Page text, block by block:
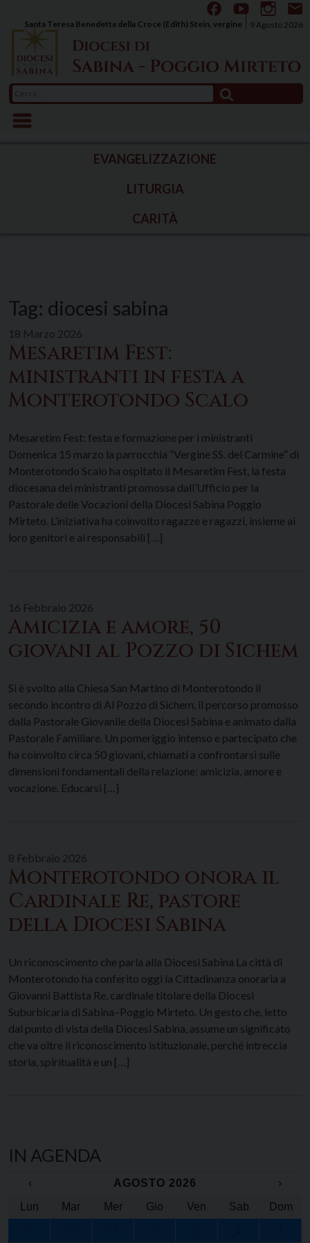
content
9 Agosto 2026
Santa Teresa Benedetta della Croce (Edith) Stein, vergine
per:
EVANGELIZZAZIONE
LITURGIA
CARITÀ
Tag: diocesi sabina
18 Marzo 2026
Mesaretim Fest:
ministranti in festa a
Monterotondo Scalo
Mesaretim Fest: festa e formazione per i ministranti
Domenica 15 marzo la parrocchia “Vergine SS. del Carmine” di
Monterotondo Scalo ha ospitato il Mesaretim Fest, la festa
diocesana dei ministranti promossa dall’Ufficio per la
Pastorale delle Vocazioni della Diocesi Sabina Poggio
Mirteto. L’iniziativa ha coinvolto ragazze e ragazzi, insieme ai
loro genitori e ai responsabili […]
16 Febbraio 2026
Amicizia e amore, 50
giovani al Pozzo di Sichem
Si è svolto alla Chiesa San Martino di Monterotondo il
secondo incontro di Al Pozzo di Sichem, il percorso promosso
dalla Pastorale Giovanile della Diocesi Sabina e animato dalla
Pastorale Familiare. Un pomeriggio intenso e partecipato che
ha coinvolto circa 50 giovani, chiamati a confrontarsi sulle
dimensioni fondamentali della relazione: amicizia, amore e
vocazione. Educarsi […]
8 Febbraio 2026
Monterotondo onora il
Cardinale Re, pastore
della Diocesi Sabina
Un riconoscimento che parla alla Diocesi Sabina La città di
Monterotondo ha conferito oggi la Cittadinanza onoraria a
Giovanni Battista Re, cardinale titolare della Diocesi
Suburbicaria di Sabina–Poggio Mirteto. Un gesto che, letto
dal punto di vista della Diocesi Sabina, assume un significato
che va oltre il riconoscimento istituzionale, perché intreccia
storia, spiritualità e un […]
IN AGENDA
‹ AGOSTO 2026
›
Lun
Mar Mer Gio Ven Sab Dom
1
2